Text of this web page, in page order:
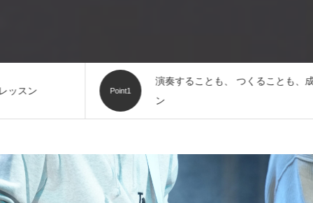
Point1
演奏することも、 つくることも、成長できるレッス